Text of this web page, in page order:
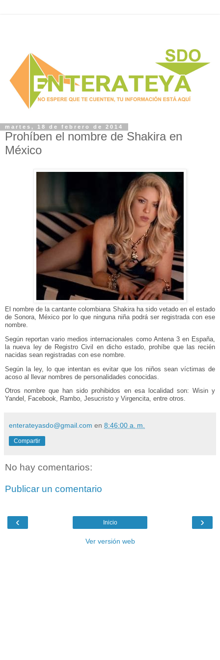
martes, 18 de febrero de 2014
Prohíben el nombre de Shakira en
México
El nombre de la cantante colombiana Shakira ha sido vetado en el estado
de Sonora, México por lo que ninguna niña podrá ser registrada con ese
nombre.
Según reportan vario medios internacionales como Antena 3 en España,
la nueva ley de Registro Civil en dicho estado, prohíbe que las recién
nacidas sean registradas con ese nombre.
Según la ley, lo que intentan es evitar que los niños sean víctimas de
acoso al llevar nombres de personalidades conocidas.
Otros nombre que han sido prohibidos en esa localidad son: Wisin y
Yandel, Facebook, Rambo, Jesucristo y Virgencita, entre otros.
enterateyasdo@gmail.com en 8:46:00 a. m.
Compartir
No hay comentarios:
Publicar un comentario
‹ ›
Inicio
Ver versión web